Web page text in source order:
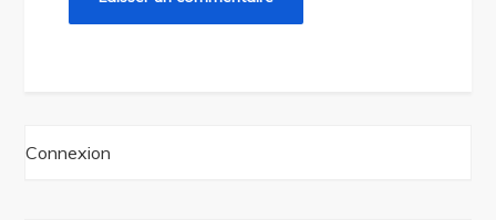
Connexion